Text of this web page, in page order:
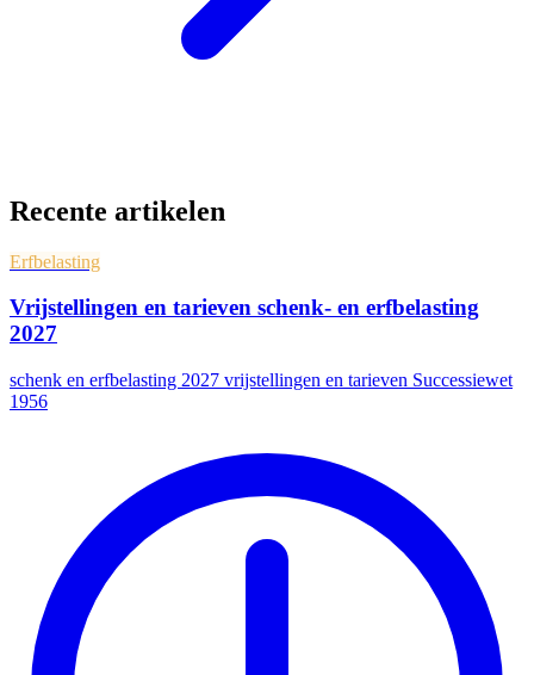
Recente artikelen
Erfbelasting
Vrijstellingen en tarieven schenk- en erfbelasting
2027
schenk en erfbelasting 2027 vrijstellingen en tarieven Successiewet
1956